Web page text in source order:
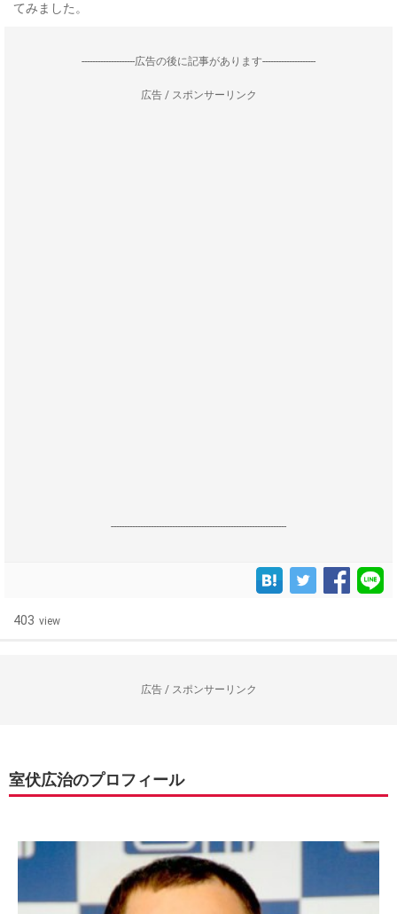
てみました。
--------------------広告の後に記事があります--------------------
広告 / スポンサーリンク
------------------------------------------------------------------
403 view
広告 / スポンサーリンク